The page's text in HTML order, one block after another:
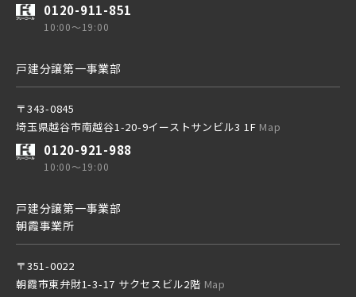
0120-911-851
10:00～19:00
戸建分譲第一事業部
〒343-0845
埼玉県越谷市南越谷1-20-9イーストサンビル3 1F Map
0120-921-988
10:00～19:00
戸建分譲第一事業部
朝霞事業所
〒351-0022
朝霞市東弁財1-3-17 サクセスビル2階 Map